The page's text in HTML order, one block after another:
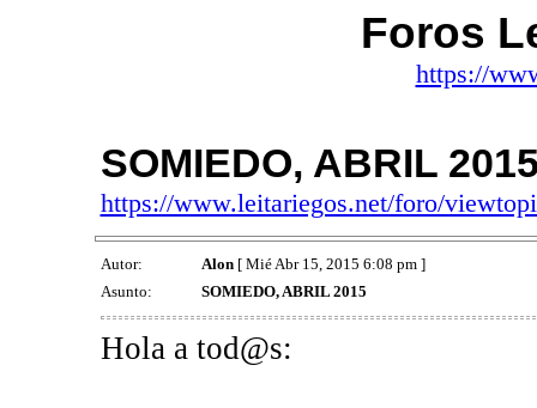
Foros
https://
SOMIEDO, ABRIL
https://www.leitariegos.net/foro/
Autor: Alon[ Mié Abr 15, 2015 6:08 pm ]
Asunto:
SOMIEDO, ABRIL 2015
Hola a tod@s: